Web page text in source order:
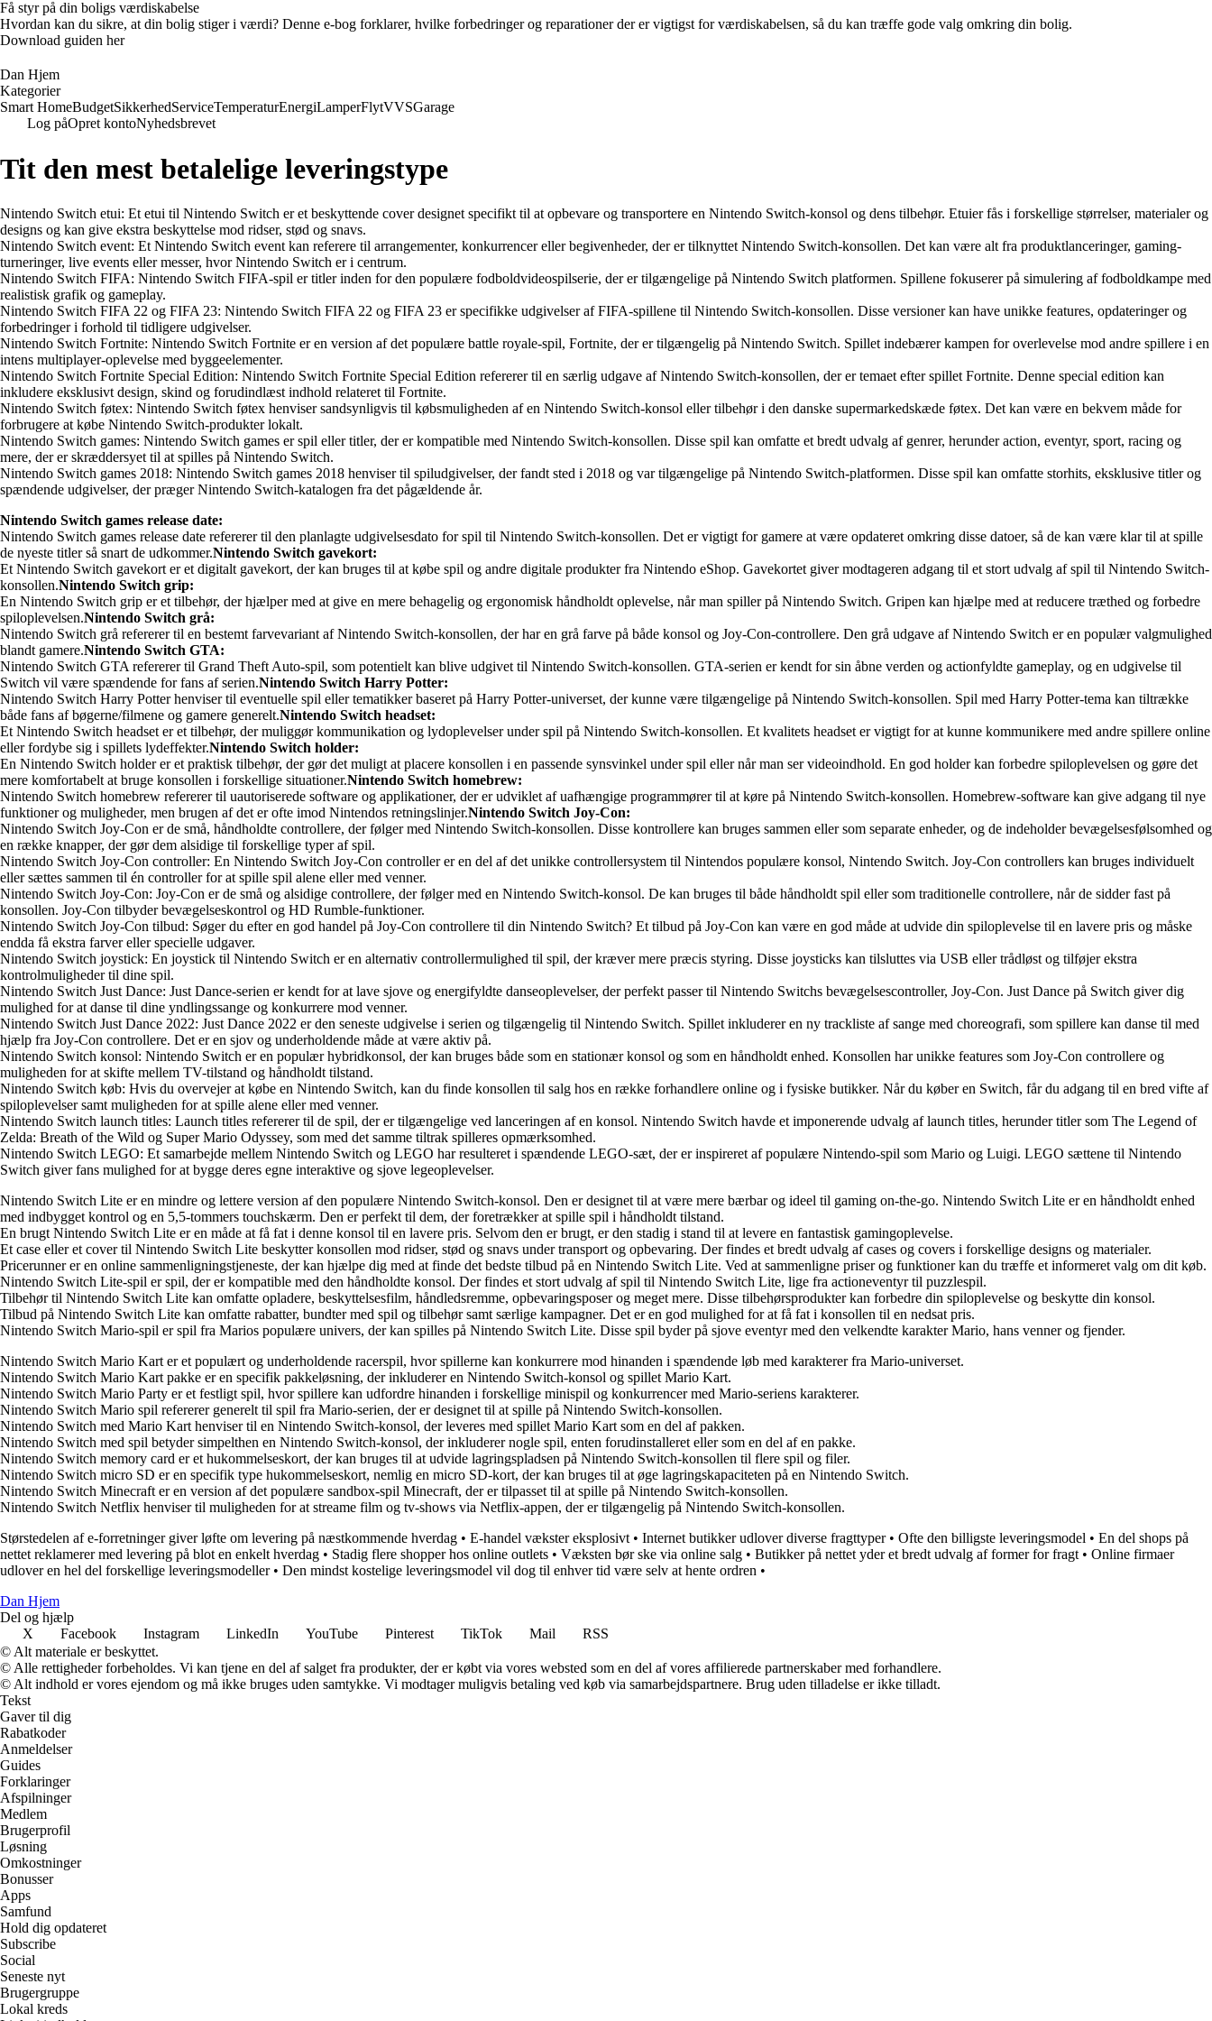
Få styr på din boligs værdiskabelse
Hvordan kan du sikre, at din bolig stiger i værdi? Denne e-bog forklarer, hvilke forbedringer og reparationer der er vigtigst for værdiskabelsen, så du kan træffe gode valg omkring din bolig.
Download guiden her
Dan Hjem
Kategorier
Smart HomeBudgetSikkerhedServiceTemperaturEnergiLamperFlytVVSGarage
Log påOpret kontoNyhedsbrevet
Tit den mest betalelige leveringstype
Nintendo Switch etui: Et etui til Nintendo Switch er et beskyttende cover designet specifikt til at opbevare og transportere en Nintendo Switch-konsol og dens tilbehør. Etuier fås i forskellige størrelser, materialer og
designs og kan give ekstra beskyttelse mod ridser, stød og snavs.
Nintendo Switch event: Et Nintendo Switch event kan referere til arrangementer, konkurrencer eller begivenheder, der er tilknyttet Nintendo Switch-konsollen. Det kan være alt fra produktlanceringer, gaming-
turneringer, live events eller messer, hvor Nintendo Switch er i centrum.
Nintendo Switch FIFA: Nintendo Switch FIFA-spil er titler inden for den populære fodboldvideospilserie, der er tilgængelige på Nintendo Switch platformen. Spillene fokuserer på simulering af fodboldkampe med
realistisk grafik og gameplay.
Nintendo Switch FIFA 22 og FIFA 23: Nintendo Switch FIFA 22 og FIFA 23 er specifikke udgivelser af FIFA-spillene til Nintendo Switch-konsollen. Disse versioner kan have unikke features, opdateringer og
forbedringer i forhold til tidligere udgivelser.
Nintendo Switch Fortnite: Nintendo Switch Fortnite er en version af det populære battle royale-spil, Fortnite, der er tilgængelig på Nintendo Switch. Spillet indebærer kampen for overlevelse mod andre spillere i en
intens multiplayer-oplevelse med byggeelementer.
Nintendo Switch Fortnite Special Edition: Nintendo Switch Fortnite Special Edition refererer til en særlig udgave af Nintendo Switch-konsollen, der er temaet efter spillet Fortnite. Denne special edition kan
inkludere eksklusivt design, skind og forudindlæst indhold relateret til Fortnite.
Nintendo Switch føtex: Nintendo Switch føtex henviser sandsynligvis til købsmuligheden af en Nintendo Switch-konsol eller tilbehør i den danske supermarkedskæde føtex. Det kan være en bekvem måde for
forbrugere at købe Nintendo Switch-produkter lokalt.
Nintendo Switch games: Nintendo Switch games er spil eller titler, der er kompatible med Nintendo Switch-konsollen. Disse spil kan omfatte et bredt udvalg af genrer, herunder action, eventyr, sport, racing og
mere, der er skræddersyet til at spilles på Nintendo Switch.
Nintendo Switch games 2018: Nintendo Switch games 2018 henviser til spiludgivelser, der fandt sted i 2018 og var tilgængelige på Nintendo Switch-platformen. Disse spil kan omfatte storhits, eksklusive titler og
spændende udgivelser, der præger Nintendo Switch-katalogen fra det pågældende år.
Nintendo Switch games release date:
Nintendo Switch games release date refererer til den planlagte udgivelsesdato for spil til Nintendo Switch-konsollen. Det er vigtigt for gamere at være opdateret omkring disse datoer, så de kan være klar til at spille
de nyeste titler så snart de udkommer.Nintendo Switch gavekort:
Et Nintendo Switch gavekort er et digitalt gavekort, der kan bruges til at købe spil og andre digitale produkter fra Nintendo eShop. Gavekortet giver modtageren adgang til et stort udvalg af spil til Nintendo Switch-
konsollen.Nintendo Switch grip:
En Nintendo Switch grip er et tilbehør, der hjælper med at give en mere behagelig og ergonomisk håndholdt oplevelse, når man spiller på Nintendo Switch. Gripen kan hjælpe med at reducere træthed og forbedre
spiloplevelsen.Nintendo Switch grå:
Nintendo Switch grå refererer til en bestemt farvevariant af Nintendo Switch-konsollen, der har en grå farve på både konsol og Joy-Con-controllere. Den grå udgave af Nintendo Switch er en populær valgmulighed
blandt gamere.Nintendo Switch GTA:
Nintendo Switch GTA refererer til Grand Theft Auto-spil, som potentielt kan blive udgivet til Nintendo Switch-konsollen. GTA-serien er kendt for sin åbne verden og actionfyldte gameplay, og en udgivelse til
Switch vil være spændende for fans af serien.Nintendo Switch Harry Potter:
Nintendo Switch Harry Potter henviser til eventuelle spil eller tematikker baseret på Harry Potter-universet, der kunne være tilgængelige på Nintendo Switch-konsollen. Spil med Harry Potter-tema kan tiltrække
både fans af bøgerne/filmene og gamere generelt.Nintendo Switch headset:
Et Nintendo Switch headset er et tilbehør, der muliggør kommunikation og lydoplevelser under spil på Nintendo Switch-konsollen. Et kvalitets headset er vigtigt for at kunne kommunikere med andre spillere online
eller fordybe sig i spillets lydeffekter.Nintendo Switch holder:
En Nintendo Switch holder er et praktisk tilbehør, der gør det muligt at placere konsollen i en passende synsvinkel under spil eller når man ser videoindhold. En god holder kan forbedre spiloplevelsen og gøre det
mere komfortabelt at bruge konsollen i forskellige situationer.Nintendo Switch homebrew:
Nintendo Switch homebrew refererer til uautoriserede software og applikationer, der er udviklet af uafhængige programmører til at køre på Nintendo Switch-konsollen. Homebrew-software kan give adgang til nye
funktioner og muligheder, men brugen af det er ofte imod Nintendos retningslinjer.Nintendo Switch Joy-Con:
Nintendo Switch Joy-Con er de små, håndholdte controllere, der følger med Nintendo Switch-konsollen. Disse kontrollere kan bruges sammen eller som separate enheder, og de indeholder bevægelsesfølsomhed og
en række knapper, der gør dem alsidige til forskellige typer af spil.
Nintendo Switch Joy-Con controller: En Nintendo Switch Joy-Con controller er en del af det unikke controllersystem til Nintendos populære konsol, Nintendo Switch. Joy-Con controllers kan bruges individuelt
eller sættes sammen til én controller for at spille spil alene eller med venner.
Nintendo Switch Joy-Con: Joy-Con er de små og alsidige controllere, der følger med en Nintendo Switch-konsol. De kan bruges til både håndholdt spil eller som traditionelle controllere, når de sidder fast på
konsollen. Joy-Con tilbyder bevægelseskontrol og HD Rumble-funktioner.
Nintendo Switch Joy-Con tilbud: Søger du efter en god handel på Joy-Con controllere til din Nintendo Switch? Et tilbud på Joy-Con kan være en god måde at udvide din spiloplevelse til en lavere pris og måske
endda få ekstra farver eller specielle udgaver.
Nintendo Switch joystick: En joystick til Nintendo Switch er en alternativ controllermulighed til spil, der kræver mere præcis styring. Disse joysticks kan tilsluttes via USB eller trådløst og tilføjer ekstra
kontrolmuligheder til dine spil.
Nintendo Switch Just Dance: Just Dance-serien er kendt for at lave sjove og energifyldte danseoplevelser, der perfekt passer til Nintendo Switchs bevægelsescontroller, Joy-Con. Just Dance på Switch giver dig
mulighed for at danse til dine yndlingssange og konkurrere mod venner.
Nintendo Switch Just Dance 2022: Just Dance 2022 er den seneste udgivelse i serien og tilgængelig til Nintendo Switch. Spillet inkluderer en ny trackliste af sange med choreografi, som spillere kan danse til med
hjælp fra Joy-Con controllere. Det er en sjov og underholdende måde at være aktiv på.
Nintendo Switch konsol: Nintendo Switch er en populær hybridkonsol, der kan bruges både som en stationær konsol og som en håndholdt enhed. Konsollen har unikke features som Joy-Con controllere og
muligheden for at skifte mellem TV-tilstand og håndholdt tilstand.
Nintendo Switch køb: Hvis du overvejer at købe en Nintendo Switch, kan du finde konsollen til salg hos en række forhandlere online og i fysiske butikker. Når du køber en Switch, får du adgang til en bred vifte af
spiloplevelser samt muligheden for at spille alene eller med venner.
Nintendo Switch launch titles: Launch titles refererer til de spil, der er tilgængelige ved lanceringen af en konsol. Nintendo Switch havde et imponerende udvalg af launch titles, herunder titler som The Legend of
Zelda: Breath of the Wild og Super Mario Odyssey, som med det samme tiltrak spilleres opmærksomhed.
Nintendo Switch LEGO: Et samarbejde mellem Nintendo Switch og LEGO har resulteret i spændende LEGO-sæt, der er inspireret af populære Nintendo-spil som Mario og Luigi. LEGO sættene til Nintendo
Switch giver fans mulighed for at bygge deres egne interaktive og sjove legeoplevelser.
Nintendo Switch Lite er en mindre og lettere version af den populære Nintendo Switch-konsol. Den er designet til at være mere bærbar og ideel til gaming on-the-go. Nintendo Switch Lite er en håndholdt enhed
med indbygget kontrol og en 5,5-tommers touchskærm. Den er perfekt til dem, der foretrækker at spille spil i håndholdt tilstand.
En brugt Nintendo Switch Lite er en måde at få fat i denne konsol til en lavere pris. Selvom den er brugt, er den stadig i stand til at levere en fantastisk gamingoplevelse.
Et case eller et cover til Nintendo Switch Lite beskytter konsollen mod ridser, stød og snavs under transport og opbevaring. Der findes et bredt udvalg af cases og covers i forskellige designs og materialer.
Pricerunner er en online sammenligningstjeneste, der kan hjælpe dig med at finde det bedste tilbud på en Nintendo Switch Lite. Ved at sammenligne priser og funktioner kan du træffe et informeret valg om dit køb.
Nintendo Switch Lite-spil er spil, der er kompatible med den håndholdte konsol. Der findes et stort udvalg af spil til Nintendo Switch Lite, lige fra actioneventyr til puzzlespil.
Tilbehør til Nintendo Switch Lite kan omfatte opladere, beskyttelsesfilm, håndledsremme, opbevaringsposer og meget mere. Disse tilbehørsprodukter kan forbedre din spiloplevelse og beskytte din konsol.
Tilbud på Nintendo Switch Lite kan omfatte rabatter, bundter med spil og tilbehør samt særlige kampagner. Det er en god mulighed for at få fat i konsollen til en nedsat pris.
Nintendo Switch Mario-spil er spil fra Marios populære univers, der kan spilles på Nintendo Switch Lite. Disse spil byder på sjove eventyr med den velkendte karakter Mario, hans venner og fjender.
Nintendo Switch Mario Kart er et populært og underholdende racerspil, hvor spillerne kan konkurrere mod hinanden i spændende løb med karakterer fra Mario-universet.
Nintendo Switch Mario Kart pakke er en specifik pakkeløsning, der inkluderer en Nintendo Switch-konsol og spillet Mario Kart.
Nintendo Switch Mario Party er et festligt spil, hvor spillere kan udfordre hinanden i forskellige minispil og konkurrencer med Mario-seriens karakterer.
Nintendo Switch Mario spil refererer generelt til spil fra Mario-serien, der er designet til at spille på Nintendo Switch-konsollen.
Nintendo Switch med Mario Kart henviser til en Nintendo Switch-konsol, der leveres med spillet Mario Kart som en del af pakken.
Nintendo Switch med spil betyder simpelthen en Nintendo Switch-konsol, der inkluderer nogle spil, enten forudinstalleret eller som en del af en pakke.
Nintendo Switch memory card er et hukommelseskort, der kan bruges til at udvide lagringspladsen på Nintendo Switch-konsollen til flere spil og filer.
Nintendo Switch micro SD er en specifik type hukommelseskort, nemlig en micro SD-kort, der kan bruges til at øge lagringskapaciteten på en Nintendo Switch.
Nintendo Switch Minecraft er en version af det populære sandbox-spil Minecraft, der er tilpasset til at spille på Nintendo Switch-konsollen.
Nintendo Switch Netflix henviser til muligheden for at streame film og tv-shows via Netflix-appen, der er tilgængelig på Nintendo Switch-konsollen.
Størstedelen af e-forretninger giver løfte om levering på næstkommende hverdag • E-handel vækster eksplosivt • Internet butikker udlover diverse fragttyper• Ofte den billigste leveringsmodel • En del shops på
nettet reklamerer med levering på blot en enkelt hverdag • Stadig flere shopper hos online outlets • Væksten bør ske via online salg • Butikker på nettet yder et bredt udvalg af former for fragt • Online firmaer
udlover en hel del forskellige leveringsmodeller• Den mindst kostelige leveringsmodel vil dog til enhver tid være selv at hente ordren •
Dan Hjem
Del og hjælp
X
Facebook Instagram LinkedIn YouTube Pinterest TikTok Mail
RSS
© Alt materiale er beskyttet.
© Alle rettigheder forbeholdes. Vi kan tjene en del af salget fra produkter, der er købt via vores websted som en del af vores affilierede partnerskaber med forhandlere.
© Alt indhold er vores ejendom og må ikke bruges uden samtykke. Vi modtager muligvis betaling ved køb via samarbejdspartnere. Brug uden tilladelse er ikke tilladt.
Tekst
Gaver til dig
Rabatkoder
Anmeldelser
Guides
Forklaringer
Afspilninger
Medlem
Brugerprofil
Løsning
Omkostninger
Bonusser
Apps
Samfund
Hold dig opdateret
Subscribe
Social
Seneste nyt
Brugergruppe
Lokal kreds